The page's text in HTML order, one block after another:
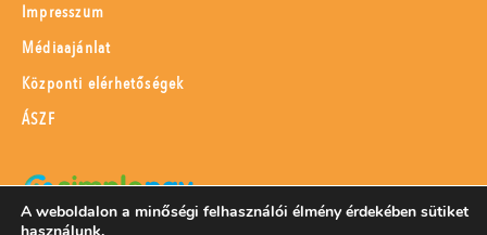
Impresszum
Médiaajánlat
Központi elérhetőségek
ÁSZF
A weboldalon a minőségi felhasználói élmény érdekében sütiket